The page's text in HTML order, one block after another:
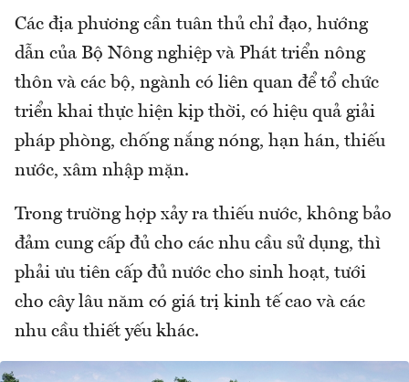
Các địa phương cần tuân thủ chỉ đạo, hướng
dẫn của Bộ Nông nghiệp và Phát triển nông
thôn và các bộ, ngành có liên quan để tổ chức
triển khai thực hiện kịp thời, có hiệu quả giải
pháp phòng, chống nắng nóng, hạn hán, thiếu
nước, xâm nhập mặn.
Trong trường hợp xảy ra thiếu nước, không bảo
đảm cung cấp đủ cho các nhu cầu sử dụng, thì
phải ưu tiên cấp đủ nước cho sinh hoạt, tưới
cho cây lâu năm có giá trị kinh tế cao và các
nhu cầu thiết yếu khác.